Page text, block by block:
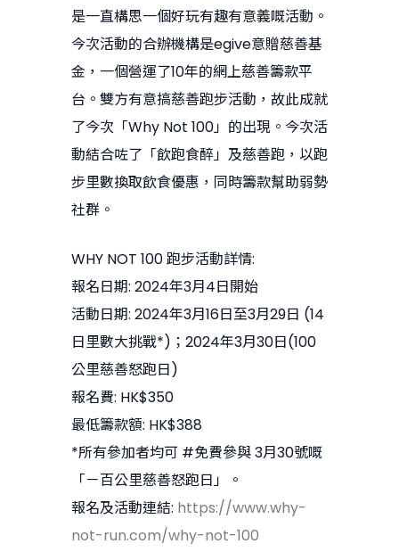
是一直構思一個好玩有趣有意義嘅活動。
今次活動的合辦機構是egive意贈慈善基
金，一個營運了10年的網上慈善籌款平
台。雙方有意搞慈善跑步活動，故此成就
了今次「Why Not 100」的出現。今次活
動結合咗了「飲跑食醉」及慈善跑，以跑
步里數換取飲食優惠，同時籌款幫助弱勢
社群。
WHY NOT 100 跑步活動詳情:
報名日期: 2024年3月4日開始
活動日期: 2024年3月16日至3月29日 (14
日里數大挑戰*)；2024年3月30日(100
公里慈善怒跑日)
報名費: HK$350
最低籌款額: HK$388
*所有參加者均可 #免費參與 3月30號嘅
「－百公里慈善怒跑日」。
報名及活動連結: https://www.why-
not-run.com/why-not-100